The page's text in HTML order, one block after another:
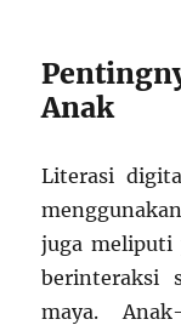
Anak
Literasi
juga meliputi
berinteraksi
maya.